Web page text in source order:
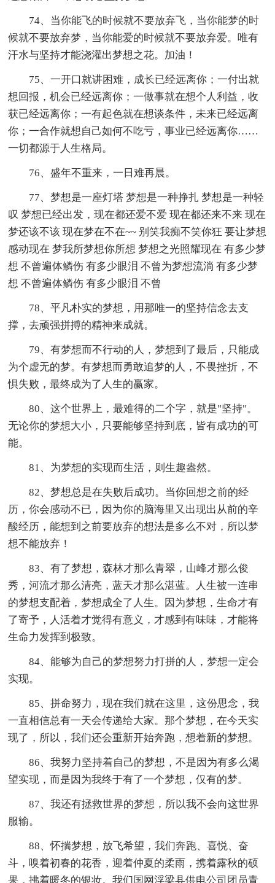
74、当你能飞的时候就不要放弃飞，当你能梦的时
候就不要放弃梦，当你能爱的时候就不要放弃爱。唯有
汗水与坚持才能浇灌出梦想之花。加油！
75、一开口就讲困难，成长已经远离你；一付出就
想回报，机会已经远离你；一做事就在想个人利益，收
获已经远离你；一有起色就在想谈条件，未来已经远离
你；一合作就想自己如何不吃亏，事业已经远离你……
一切都源于人生格局。
76、盛年不重来，一日难再晨。
77、梦想是一座灯塔 梦想是一种挣扎 梦想是一种轻
叹 梦想已经出发，现在都还爱不爱 现在都还来不来 现在
梦还该不该 现在梦在不在~~ 别笑我痴不笑你狂 要让梦想
感动现在 梦我所梦想你所想 梦想之光照耀现在 有多少梦
想 不曾遍体鳞伤 有多少眼泪 不曾为梦想流淌 有多少梦
想 不曾遍体鳞伤 有多少眼泪 不曾
78、平凡朴实的梦想，用那唯一的坚持信念去支
撑，去顽强拼搏的精神来成就。
79、有梦想而不行动的人，梦想到了最后，只能成
为个虚无的梦。有梦想而勇敢追梦的人，不畏挫折，不
惧失败，最终成为了人生的赢家。
80、这个世界上，最难得的二个字，就是"坚持"。
无论你的梦想大小，只要能够坚持到底，皆有成功的可
能。
81、为梦想的实现而生活，则生趣盎然。
82、梦想总是在失败后成功。当你回想之前的经
历，你会感动不已，因为你的脑海里又出现出从前的辛
酸经历，能想到之前要放弃的想法是多么不对，所以梦
想不能放弃！
83、有了梦想，森林才那么青翠，山峰才那么俊
秀，河流才那么清亮，蓝天才那么湛蓝。人生被一连串
的梦想支配着，梦想成全了人生。因为梦想，生命才有
了寄予，人活着才觉得有意义，才感到有味味，才能将
生命力发挥到极致。
84、能够为自己的梦想努力打拼的人，梦想一定会
实现。
85、拼命努力，现在我们就在这里，这份思念，我
一直相信总有一天会传递给大家。那个梦想，在今天实
现了，所以，我们还会重新开始奔跑，想着新的梦想。
86、我努力坚持着自己的梦想，不是因为有多么渴
望实现，而是因为我终于有了一个梦想，仅有的梦。
87、我还有拯救世界的梦想，所以我不会向这世界
服输。
88、怀揣梦想，放飞希望，我们奔跑、喜悦、奋
斗，嗅着初春的花香，迎着仲夏的柔雨，携着露秋的硕
果，拂着暖冬的银妆。我们国网浮梁县供电公司团员青